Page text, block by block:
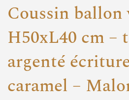
Coussin ballon
H50xL40 cm –
argenté
caramel –